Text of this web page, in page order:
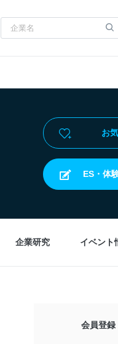
お
ES・体
企業研究 イベント
会員登録